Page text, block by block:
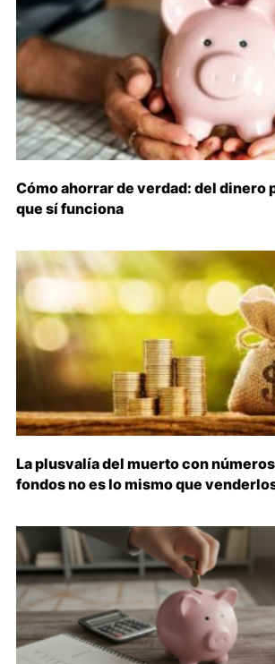
Cómo ahorrar de verdad: del dinero
que sí funciona
La plusvalía del muerto con
fondos no es lo mismo que